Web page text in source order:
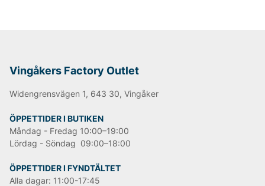
Vingåkers Factory Outlet
Widengrensvägen 1, 643 30, Vingåker
ÖPPETTIDER I BUTIKEN
Måndag - Fredag 10:00–19:00
Lördag - Söndag 09:00–18:00
ÖPPETTIDER I FYNDTÄLTET
Alla dagar: 11:00-17:45